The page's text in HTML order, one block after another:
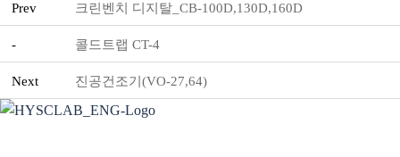
Prev 크린벤치 디지탈_CB-100D,130D,160D
- 콜드트랩 CT-4
Next 진공건조기(VO-27,64)